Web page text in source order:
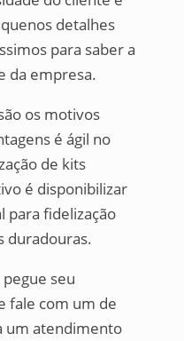
detalhes
para saber a
da empresa.
os motivos
é ágil no
de kits
é disponibilizar
para fidelização
duradouras.
seu
fale com um de
um atendimento